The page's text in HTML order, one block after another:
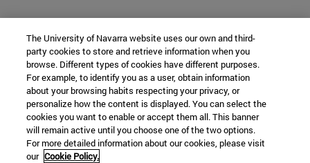
The University of Navarra website uses our own and third-
party cookies to store and retrieve information when you
browse. Different types of cookies have different purposes.
For example, to identify you as a user, obtain information
about your browsing habits respecting your privacy, or
personalize how the content is displayed. You can select the
cookies you want to enable or accept them all. This banner
will remain active until you choose one of the two options.
For more detailed information about our cookies, please visit
our Cookie Policy.